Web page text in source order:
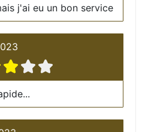
j'ai eu un bon service